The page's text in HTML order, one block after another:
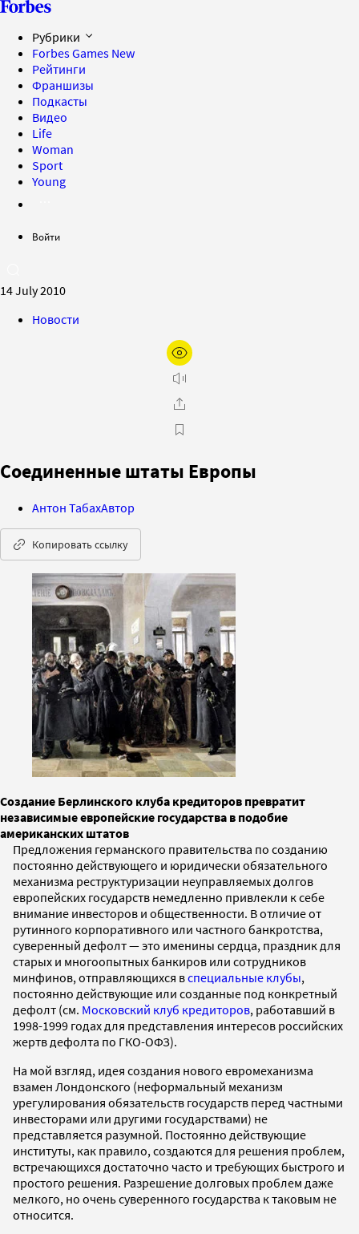
Рубрики
Forbes Games New
Рейтинги
Франшизы
Подкасты
Видео
Life
Woman
Sport
Young
Войти
14 July 2010
Новости
Соединенные штаты Европы
Антон ТабахАвтор
Копировать ссылку
Создание Берлинского клуба кредиторов превратит
независимые европейские государства в подобие
американских штатов
Предложения германского правительства по созданию
постоянно действующего и юридически обязательного
механизма реструктуризации неуправляемых долгов
европейских государств немедленно привлекли к себе
внимание инвесторов и общественности. В отличие от
рутинного корпоративного или частного банкротства,
суверенный дефолт — это именины сердца, праздник для
старых и многоопытных банкиров или сотрудников
минфинов, отправляющихся вспециальные клубы,
постоянно действующие или созданные под конкретный
дефолт (cм. Московский клуб кредиторов, работавший в
1998-1999 годах для представления интересов российских
жертв дефолта по ГКО-ОФЗ).
На мой взгляд, идея создания нового евромеханизма
взамен Лондонского (неформальный механизм
урегулирования обязательств государств перед частными
инвесторами или другими государствами) не
представляется разумной. Постоянно действующие
институты, как правило, создаются для решения проблем,
встречающихся достаточно часто и требующих быстрого и
простого решения. Разрешение долговых проблем даже
мелкого, но очень суверенного государства к таковым не
относится.